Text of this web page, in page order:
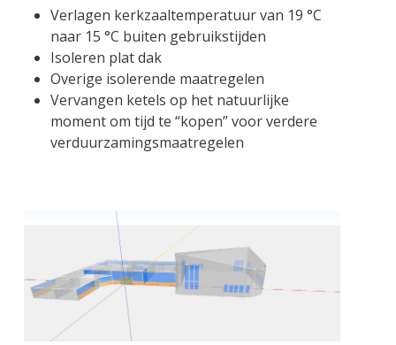
Verlagen kerkzaaltemperatuur van 19 °C
naar 15 °C buiten gebruikstijden
Isoleren plat dak
Overige isolerende maatregelen
Vervangen ketels op het natuurlijke
moment om tijd te “kopen” voor verdere
verduurzamingsmaatregelen